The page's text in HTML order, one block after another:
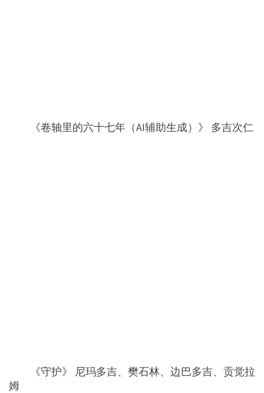
《卷轴里的六十七年（AI辅助生成）》 多吉次仁
《守护》 尼玛多吉、樊石林、边巴多吉、贡觉拉
姆